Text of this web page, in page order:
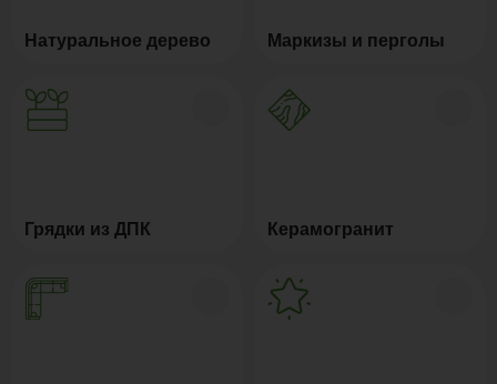
Натуральное дерево Маркизы и перголы
Грядки из ДПК Керамогранит